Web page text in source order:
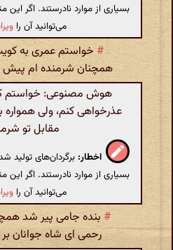
بسیاری از موارد نادرستند. اگر
می‌توانید آن را
# خواستم عمری به
همچنان شرمنده ام پیش
هوش مصنوعی: خواستم
عذرخواهی کنم، ولی همواره
مقابل تو
اخطار: برگردان‌های
بسیاری از موارد نادرستند. اگر
می‌توانید آن را
# بنده جامی پیر شد
رحمی ای شاه جوانان